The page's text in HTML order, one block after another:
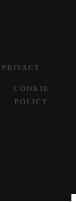
PRIVACY
COOKIE
POLICY